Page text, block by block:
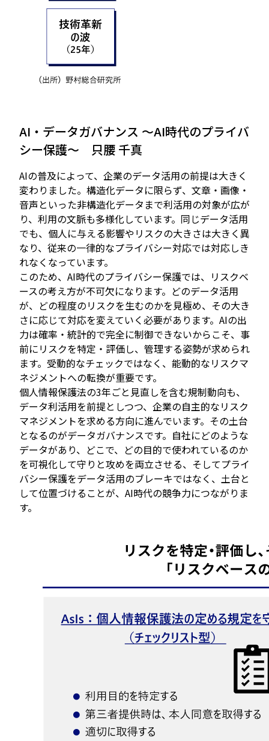
AI・データガバナンス ～AI時代のプライバ
シー保護～ 只腰 千真
AIの普及によって、企業のデータ活用の前提は大きく
変わりました。構造化データに限らず、文章・画像・
音声といった非構造化データまで利活用の対象が広が
り、利用の文脈も多様化しています。同じデータ活用
でも、個人に与える影響やリスクの大きさは大きく異
なり、従来の一律的なプライバシー対応では対応しき
れなくなっています。
このため、AI時代のプライバシー保護では、リスクベ
ースの考え方が不可欠になります。どのデータ活用
が、どの程度のリスクを生むのかを見極め、その大き
さに応じて対応を変えていく必要があります。AIの出
力は確率・統計的で完全に制御できないからこそ、事
前にリスクを特定・評価し、管理する姿勢が求められ
ます。受動的なチェックではなく、能動的なリスクマ
ネジメントへの転換が重要です。
個人情報保護法の3年ごと見直しを含む規制動向も、
データ利活用を前提としつつ、企業の自主的なリスク
マネジメントを求める方向に進んでいます。その土台
となるのがデータガバナンスです。自社にどのような
データがあり、どこで、どの目的で使われているのか
を可視化して守りと攻めを両立させる、そしてプライ
バシー保護をデータ活用のブレーキではなく、土台と
して位置づけることが、AI時代の競争力につながりま
す。